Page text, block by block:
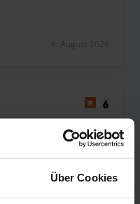
Über Cookies
6. August 2026
6
je bellen en het